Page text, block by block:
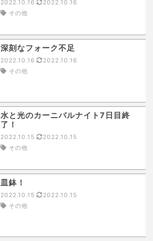
2022.10.16
2022.10.16
その他
深刻なフォーク不足
2022.10.16
2022.10.16
その他
水と光のカーニバルナイト7日目終
了！
2022.10.15
2022.10.15
その他
皿鉢！
2022.10.15
2022.10.15
その他